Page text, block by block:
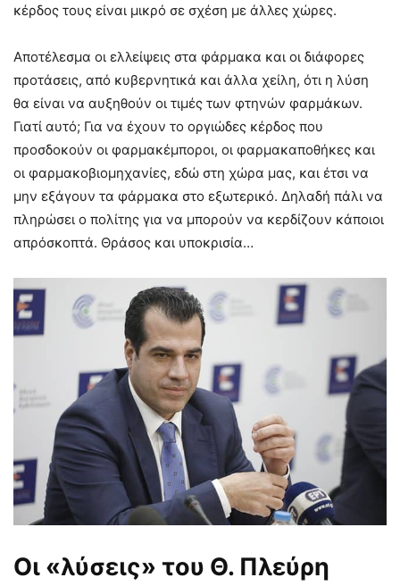
κέρδος τους είναι μικρό σε σχέση με άλλες χώρες.
Αποτέλεσμα οι ελλείψεις στα φάρμακα και οι διάφορες
προτάσεις, από κυβερνητικά και άλλα χείλη, ότι η λύση
θα είναι να αυξηθούν οι τιμές των φτηνών φαρμάκων.
Γιατί αυτό; Για να έχουν το οργιώδες κέρδος που
προσδοκούν οι φαρμακέμποροι, οι φαρμακαποθήκες και
οι φαρμακοβιομηχανίες, εδώ στη χώρα μας, και έτσι να
μην εξάγουν τα φάρμακα στο εξωτερικό. Δηλαδή πάλι να
πληρώσει ο πολίτης για να μπορούν να κερδίζουν κάποιοι
απρόσκοπτά. Θράσος και υποκρισία…
Οι «λύσεις» του Θ. Πλεύρη